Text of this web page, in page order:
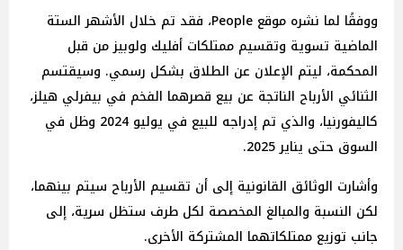
ووفقًا لما نشره موقع People، فقد تم خلال الأشهر الستة
الماضية تسوية وتقسيم ممتلكات أفليك ولوبيز من قبل
المحكمة، ليتم الإعلان عن الطلاق بشكل رسمي. وسيقتسم
الثنائي الأرباح الناتجة عن بيع قصرهما الفخم في بيفرلي هيلز،
كاليفورنيا، والذي تم إدراجه للبيع في يوليو 2024 وظل في
السوق حتى يناير 2025.
وأشارت الوثائق القانونية إلى أن تقسيم الأرباح سيتم بينهما،
لكن النسبة والمبالغ المخصصة لكل طرف ستظل سرية، إلى
جانب توزيع ممتلكاتهما المشتركة الأخرى.